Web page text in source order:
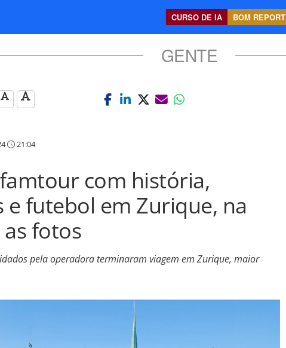
CURSO DE IA BOM REPORT
GENTE
21:04
com história,
e futebol em Zurique, na
as fotos
pela operadora terminaram viagem em Zurique, maior